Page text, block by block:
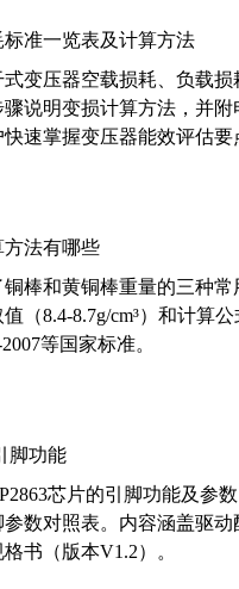
准一览表及计算方法
变压器空载损耗、负载损
说明变损计算方法，并
速掌握变压器能效评估要
法有哪些
棒和黄铜棒重量的三种
（8.4-8.7g/cm³）和计算
等国家标准。
脚功能
芯片的引脚功能及参
数对照表。内容涵盖驱
书（版本V1.2）。